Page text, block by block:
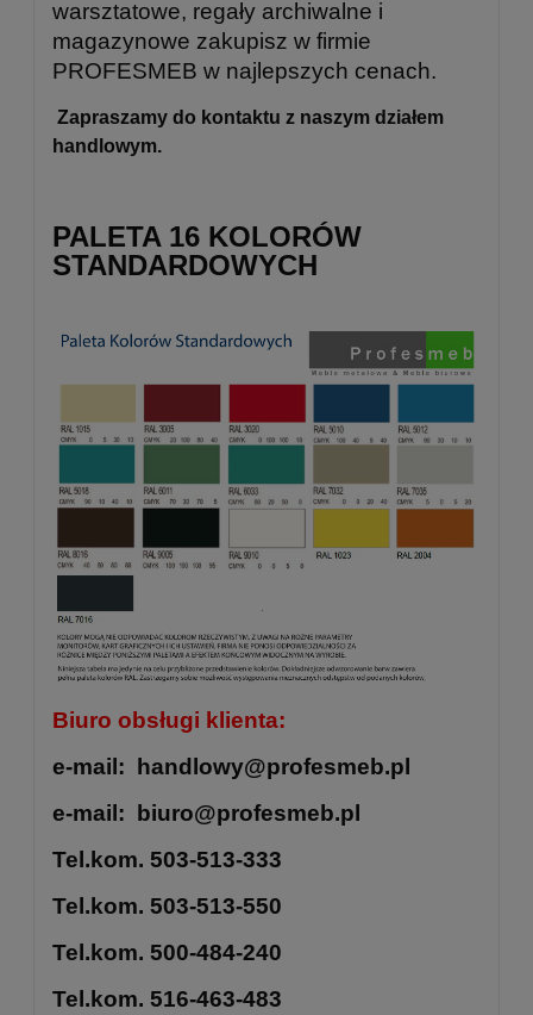
warsztatowe, regały archiwalne i
magazynowe zakupisz w firmie
PROFESMEB w najlepszych cenach.
Zapraszamy do kontaktu z naszym działem
handlowym.
PALETA 16 KOLORÓW
STANDARDOWYCH
Biuro obsługi klienta:
e-mail: handlowy@profesmeb.pl
e-mail: biuro@profesmeb.pl
Tel.kom. 503-513-333
Tel.kom. 503-513-550
Tel.kom. 500-484-240
Tel.kom. 516-463-483